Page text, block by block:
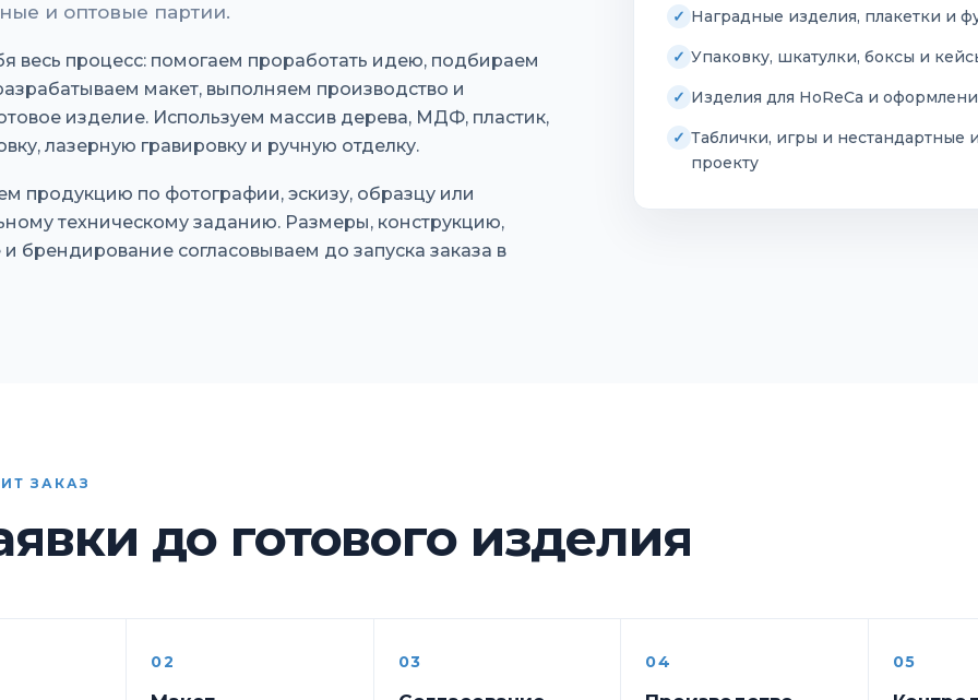
и оптовые партии.
весь процесс: помогаем проработать идею, подбираем
макет, выполняем производство и
изделие. Используем массив дерева, МДФ, пластик,
лазерную гравировку и ручную отделку.
продукцию по фотографии, эскизу, образцу или
техническому заданию. Размеры, конструкцию,
брендирование согласовываем до запуска заказа в
Наградные изделия, плакетки и
Упаковку, шкатулки, боксы и
Изделия для HoReCa и
Таблички, игры и нестандартные
проекту
ЗАКАЗ
до готового изделия
02 03 04 05